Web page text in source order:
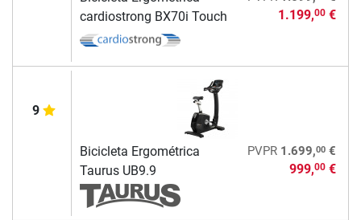
cardiostrong BX70i Touch
1.199,00€
9
Bicicleta Ergométrica
Taurus UB9.9
PVPR 1.699,00€
999,00€